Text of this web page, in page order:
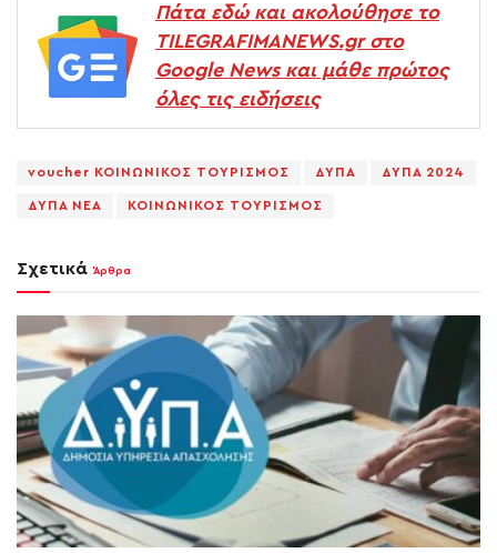
Πάτα εδώ και ακολούθησε το
TILEGRAFIMANEWS.gr στο
Google News και μάθε πρώτος
όλες τις ειδήσεις
voucher ΚΟΙΝΩΝΙΚΟΣ ΤΟΥΡΙΣΜΟΣ ΔΥΠΑ ΔΥΠΑ 2024
ΔΥΠΑ ΝΕΑ ΚΟΙΝΩΝΙΚΟΣ ΤΟΥΡΙΣΜΟΣ
Σχετικά Άρθρα